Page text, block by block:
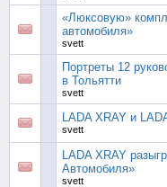
«Люксовую»
автомобиля»
svett
Портреты 12
в Тольятти
svett
LADA XRAY и
svett
LADA XRAY
Автомобиля»
svett